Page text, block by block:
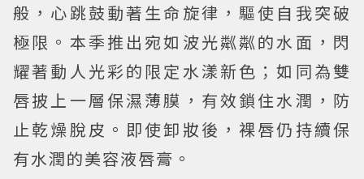
般，心跳鼓動著生命旋律，驅使自我突破
極限。本季推出宛如波光粼粼的水面，閃
耀著動人光彩的限定水漾新色；如同為雙
唇披上一層保濕薄膜，有效鎖住水潤，防
止乾燥脫皮。即使卸妝後，裸唇仍持續保
有水潤的美容液唇膏。